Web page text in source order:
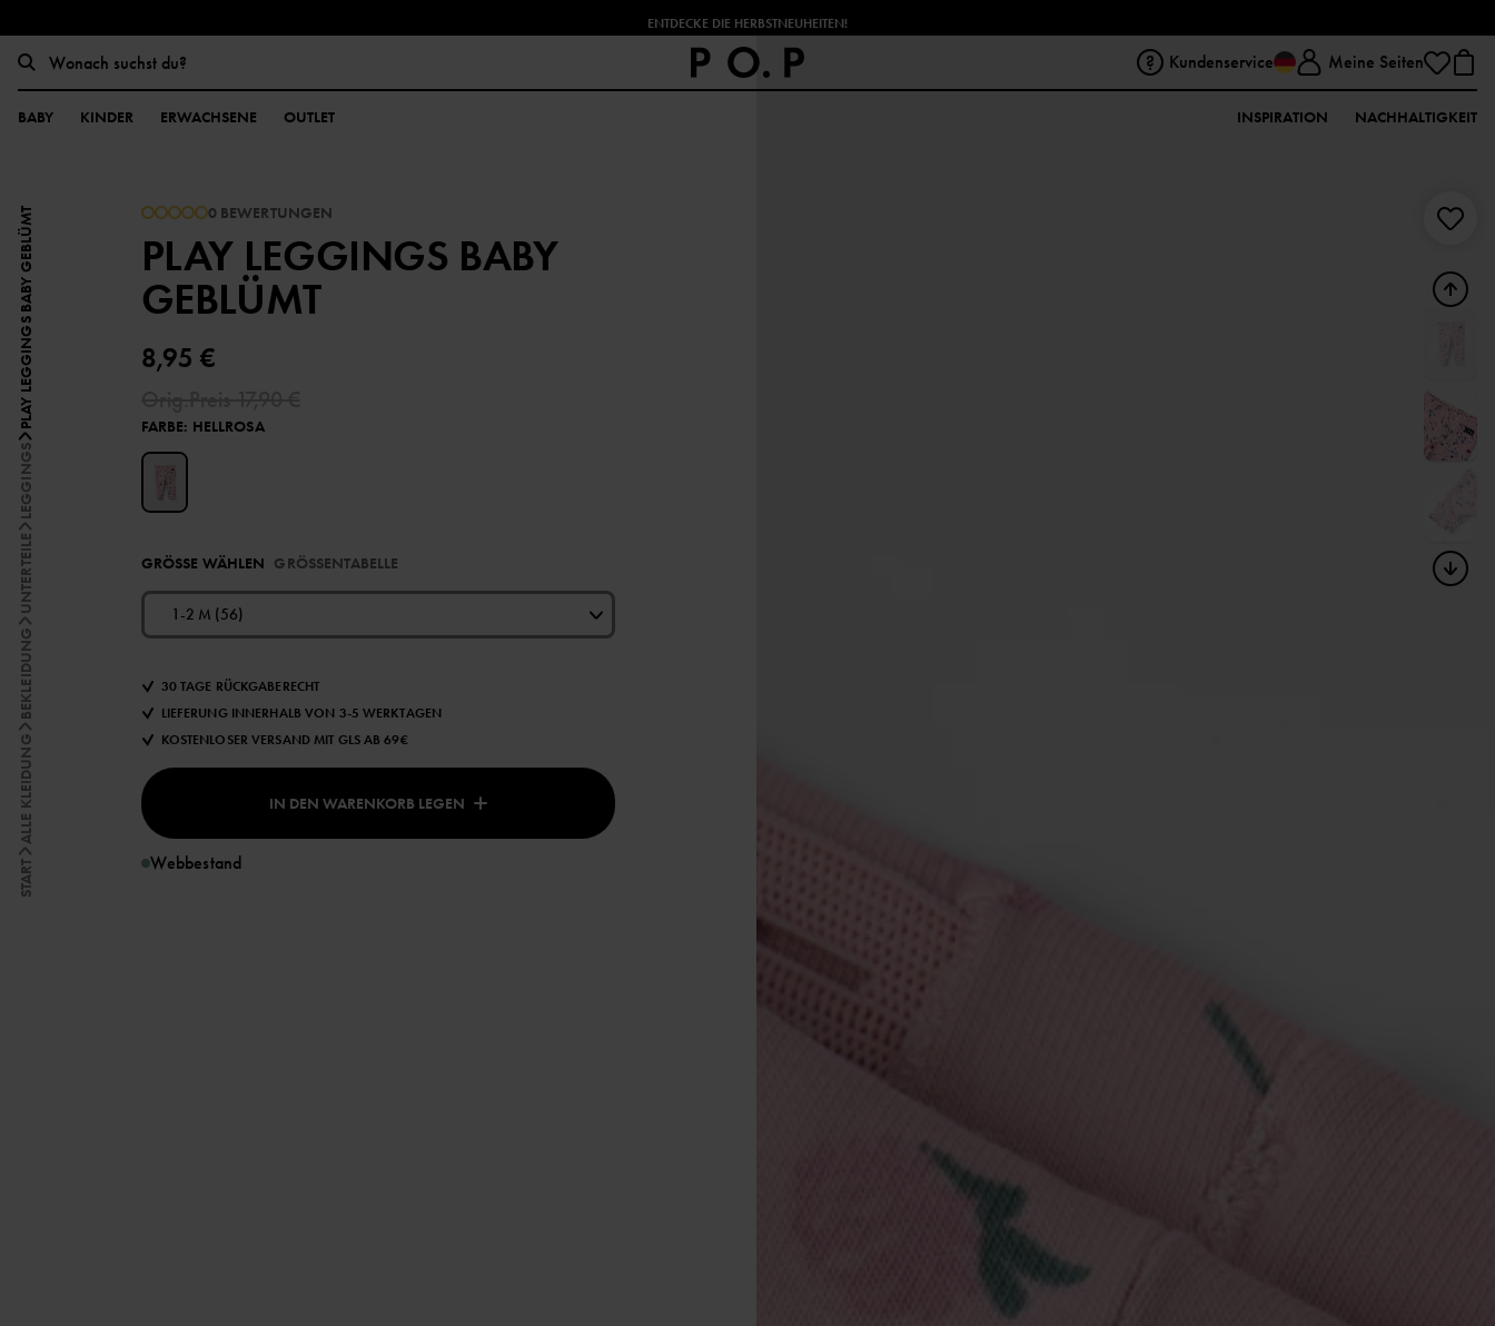
ENTDECKE DIE HERBSTNEUHEITEN!
Kundenservice Meine Seiten
BABY KINDER ERWACHSENE OUTLET INSPIRATION NACHHALTIGKEIT
START
ALLE KLEIDUNG
BEKLEIDUNG
UNTERTEILE
LEGGINGS
PLAY LEGGINGS BABY GEBLÜMT 0 BEWERTUNGEN
PLAY LEGGINGS BABY
GEBLÜMT
8,95 €
FARBE: HELLROSA
GRÖSSE WÄHLEN GRÖSSENTABELLE
1-2 M (56)
30 TAGE RÜCKGABERECHT
LIEFERUNG INNERHALB VON 3-5 WERKTAGEN
KOSTENLOSER VERSAND MIT GLS AB 69€
IN DEN WARENKORB LEGEN
Webbestand